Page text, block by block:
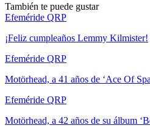
También te puede gustar
Efeméride QRP
¡Feliz cumpleaños Lemmy Kilmister!
Efeméride QRP
Motörhead, a 41 años de ‘Ace Of
Efeméride QRP
Motörhead, a 42 años de su álbum